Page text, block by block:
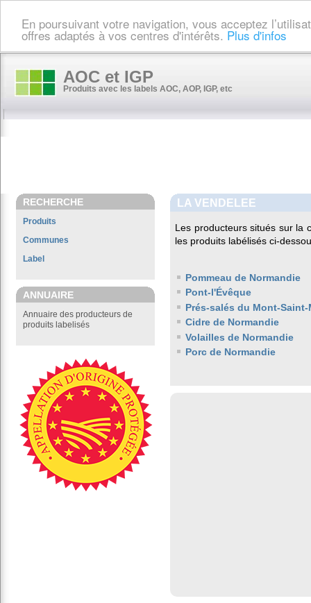
En poursuivant votre navigation, vous acceptez
offres adaptés à vos centres d'intérêts. Plus d'infos
AOC et IGP
Produits avec les labels AOC, AOP, IGP, etc
RECHERCHE
Produits
Communes
Label
ANNUAIRE
Annuaire des producteurs de
produits labelisés
LA VENDELEE
Les producteurs situés sur la
les produits labélisés ci-
Pommeau de Normandie
Pont-l'Évêque
Prés-salés du Mont-
Cidre de Normandie
Volailles de Normandie
Porc de Normandie